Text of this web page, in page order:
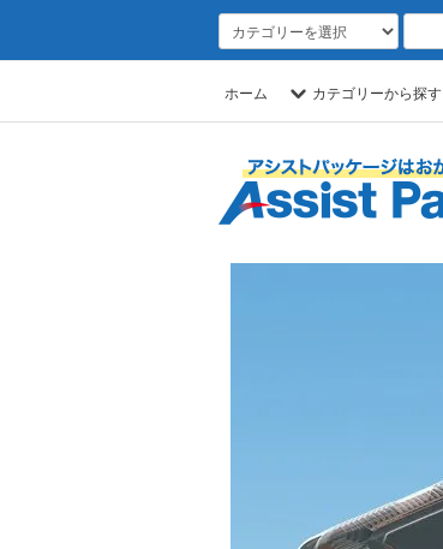
ホーム カテゴリーから探す